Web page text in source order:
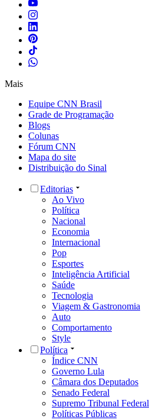
Mais
Equipe CNN Brasil
Grade de Programação
Blogs
Colunas
Fórum CNN
Mapa do site
Distribuição do Sinal
Editorias
Ao Vivo
Política
Nacional
Economia
Internacional
Pop
Esportes
Inteligência Artificial
Saúde
Tecnologia
Viagem & Gastronomia
Auto
Comportamento
Style
Política
Índice CNN
Governo Lula
Câmara dos Deputados
Senado Federal
Supremo Tribunal Federal
Políticas Públicas